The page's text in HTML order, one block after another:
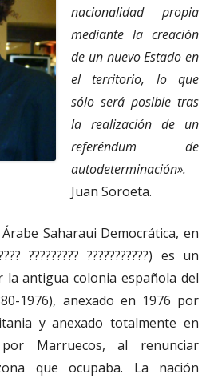
nacionalidad propia
mediante la creación
de un nuevo Estado en
el territorio, lo que
sólo será posible tras
la realización de un
referéndum de
autodeterminación».
Juan Soroeta.
Árabe Saharaui Democrática, en
????????? ???????????) es un
antigua colonia española del
1976), anexado en 1976 por
y anexado totalmente en
Marruecos, al renunciar
que ocupaba. La nación